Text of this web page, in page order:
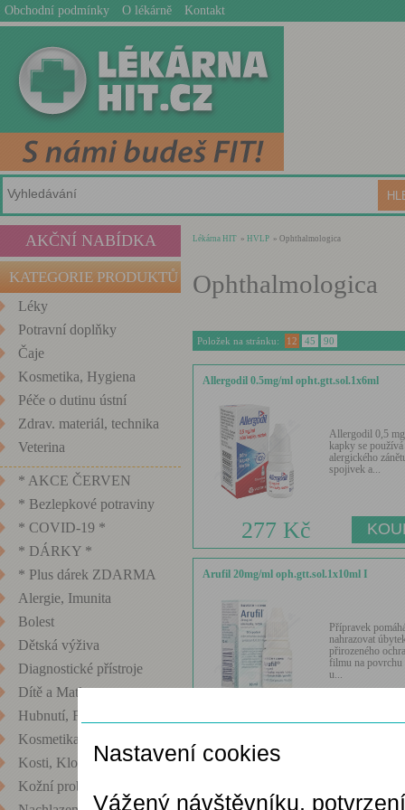
Obchodní podmínky O lékárně Kontakt
AKČNÍ NABÍDKA
KATEGORIE PRODUKTŮ
Léky
Potravní doplňky
Čaje
Kosmetika, Hygiena
Péče o dutinu ústní
Zdrav. materiál, technika
Veterina
* AKCE ČERVEN
* Bezlepkové potraviny
* COVID-19 *
* DÁRKY *
* Plus dárek ZDARMA
Alergie, Imunita
Bolest
Dětská výživa
Diagnostické přístroje
Dítě a Matka
Hubnutí, Fitness
Kosmetika
Kosti, Klouby
Kožní problémy
Lékárna HIT » HVLP » Ophthalmologica
Ophthalmologica
Položek na stránku: 12 45 90
Allergodil 0.5mg/ml opht.gtt.sol.1x6ml
Allergodil 0,5
kapky se
alergického
spojivek a...
277 Kč
Arufil 20mg/ml oph.gtt.sol.1x10ml I
Přípravek
nahrazovat
přirozeného
filmu na
u...
89 Kč
Nastavení cookies
Vážený návštěvníku,